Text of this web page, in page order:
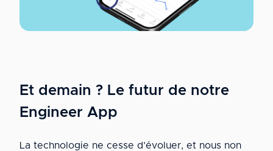
Et demain ? Le futur de notre
Engineer App
La technologie ne cesse d’évoluer, et nous non